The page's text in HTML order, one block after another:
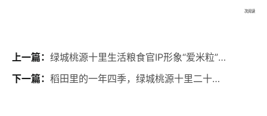
次阅读
上一篇：
绿城桃源十里生活粮食官IP形象“爱米粒”发布
下一篇：
稻田里的一年四季，绿城桃源十里二十四节气海报